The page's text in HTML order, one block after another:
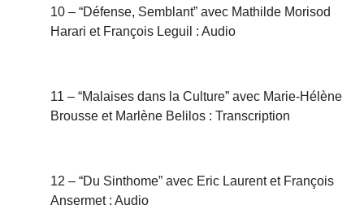
10 – “Défense, Semblant” avec Mathilde Morisod
Harari et François Leguil : Audio
11 – “Malaises dans la Culture” avec Marie-Hélène
Brousse et Marlène Belilos : Transcription
12 – “Du Sinthome” avec Eric Laurent et François
Ansermet : Audio